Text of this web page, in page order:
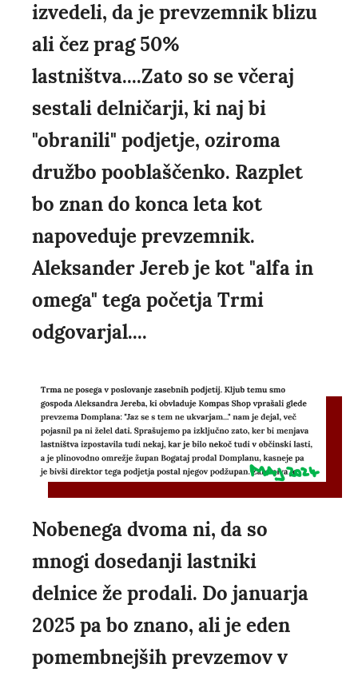
izvedeli, da je prevzemnik blizu
ali čez prag 50%
lastništva....Zato so se včeraj
sestali delničarji, ki naj bi
"obranili" podjetje, oziroma
družbo pooblaščenko. Razplet
bo znan do konca leta kot
napoveduje prevzemnik.
Aleksander Jereb je kot "alfa in
omega" tega početja Trmi
odgovarjal....
Nobenega dvoma ni, da so
mnogi dosedanji lastniki
delnice že prodali. Do januarja
2025 pa bo znano, ali je eden
pomembnejših prevzemov v